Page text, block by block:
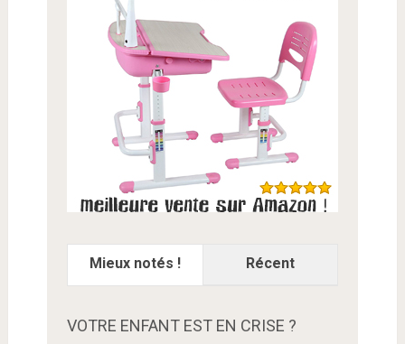
Mieux notés ! Récent
VOTRE ENFANT EST EN CRISE ?